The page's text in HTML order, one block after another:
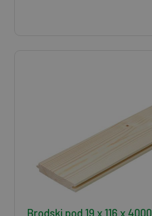
Brodski pod 19 x 116 x